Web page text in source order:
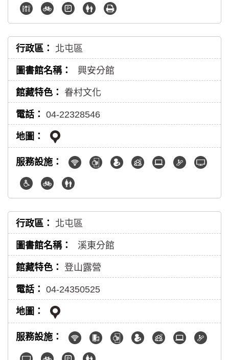
北屯區
興安分館
眷村文化
04-22328546
北屯區
溪東分館
登山露營
04-24350525